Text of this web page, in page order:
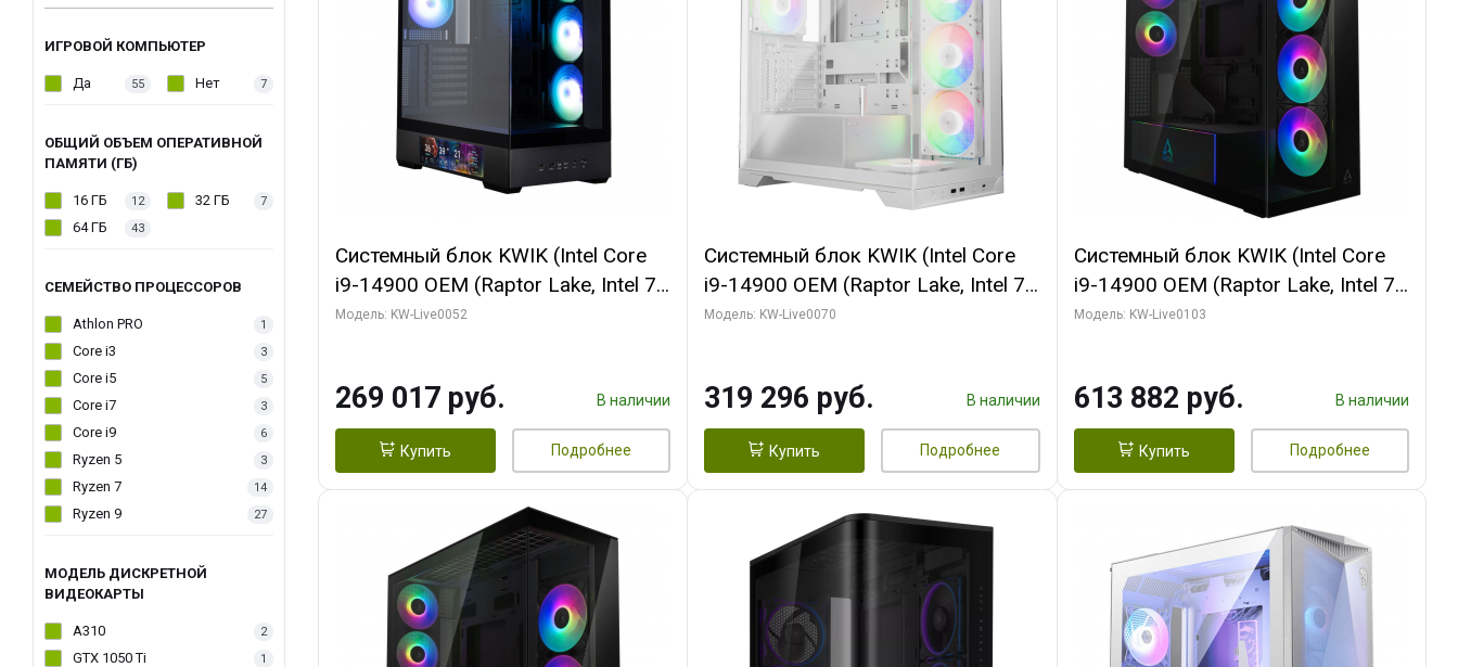
ИГРОВОЙ КОМПЬЮТЕР
Да 55 Нет 7
ОБЩИЙ ОБЪЕМ ОПЕРАТИВНОЙ
ПАМЯТИ (ГБ)
16 ГБ 12 32 ГБ 7
64 ГБ 43
СЕМЕЙСТВО ПРОЦЕССОРОВ
Athlon PRO 1
Core i3 3
Core i5 5
Core i7 3
Core i9 6
Ryzen 5 3
Ryzen 7 14
Ryzen 9 27
МОДЕЛЬ ДИСКРЕТНОЙ
ВИДЕОКАРТЫ
A310 2
GTX 1050 Ti 1
Системный блок KWIK (Intel Core
i9-14900 OEM (Raptor Lake, Intel 7,
C24 16EC/8PC// 64 ГБ ОЗУ (2
256bit 3xDP HD/ 512 ГБ SSD)
Модель: KW-Live0052
269 017 руб. В наличии
Купить Подробнее
Системный блок KWIK (Intel Core
i9-14900 OEM (Raptor Lake, Intel 7,
C24 16EC/8PC// 64 ГБ ОЗУ (2
GDDR7 256bit/ 960 ГБ SSD)
Модель: KW-Live0070
319 296 руб. В наличии
Купить Подробнее
Системный блок KWIK (Intel Core
i9-14900 OEM (Raptor Lake, Intel 7,
C24 16EC/8PC// 64 ГБ ОЗУ (2
Turbo/ 960 ГБ SSD)
Модель: KW-Live0103
613 882 руб. В наличии
Купить Подробнее